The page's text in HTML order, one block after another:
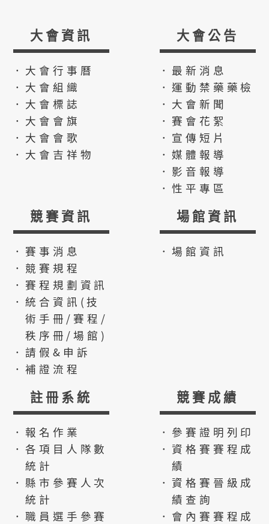
大會資訊
．大會行事曆
．大會組織
．大會標誌
．大會會旗
．大會會歌
．大會吉祥物
大會公告
．最新消息
．運動禁藥藥檢
．大會新聞
．賽會花絮
．宣傳短片
．媒體報導
．影音報導
．性平專區
競賽資訊
．賽事消息
．競賽規程
．賽程規劃資訊
．統合資訊(技
術手冊/賽程/
秩序冊/場館)
．請假&申訴
．補證流程
場館資訊
．場館資訊
註冊系統
．報名作業
．各項目人隊數
統計
．縣市參賽人次
統計
．職員選手參賽
競賽成績
．參賽證明列印
．資格賽賽程成
績
．資格賽晉級成
績查詢
．會內賽賽程成